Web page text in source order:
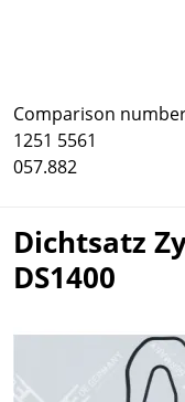
Comparison
1251 5561
057.882
Dichtsatz
DS1400